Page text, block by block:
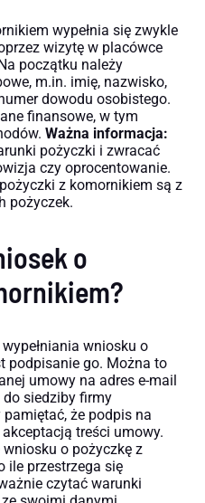
wypełnia się zwykle
wizytę w placówce
początku należy
m.in. imię, nazwisko,
dowodu osobistego.
finansowe, w tym
Ważna informacja:
pożyczki i zwracać
czy oprocentowanie.
z komornikiem są z
pożyczek.
o
wniosku o
podpisanie go. Można to
umowy na adres e-mail
do siedziby firmy
że podpis na
treści umowy.
wniosku o pożyczkę z
ile przestrzega się
czytać warunki